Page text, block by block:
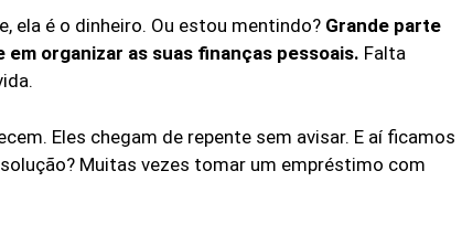
ela é o dinheiro. Ou estou mentindo? Grande parte
organizar as suas finanças pessoais. Falta
Eles chegam de repente sem avisar. E aí ficamos
Muitas vezes tomar um empréstimo com